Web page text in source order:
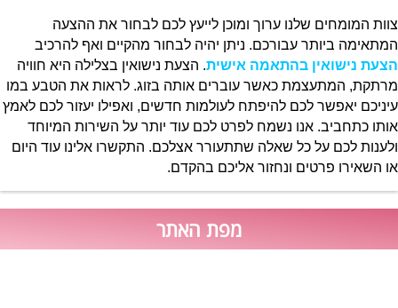
צוות המומחים שלנו ערוך ומוכן לייעץ לכם לבחור את ההצעה
המתאימה ביותר עבורכם. ניתן יהיה לבחור מהקיים ואף להרכיב
הצעת נישואין בהתאמה אישית. הצעת נישואין בצלילה היא חוויה
מרתקת, המתעצמת כאשר עוברים אותה בזוג. לראות את הטבע במו
עיניכם יאפשר לכם להיפתח לעולמות חדשים, ואפילו יעזור לכם לאמץ
אותו כתחביב. אנו נשמח לפרט לכם עוד יותר על השירות המיוחד
ולענות לכם על כל שאלה שתתעורר אצלכם. התקשרו אלינו עוד היום
או השאירו פרטים ונחזור אליכם בהקדם.
מפת האתר